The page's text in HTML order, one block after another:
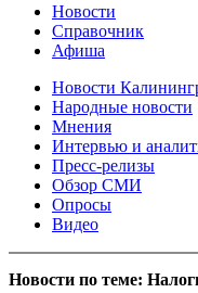
Новости
Справочник
Афиша
Новости
Народные новости
Мнения
Интервью и
Пресс-релизы
Обзор СМИ
Опросы
Видео
Новости по теме: